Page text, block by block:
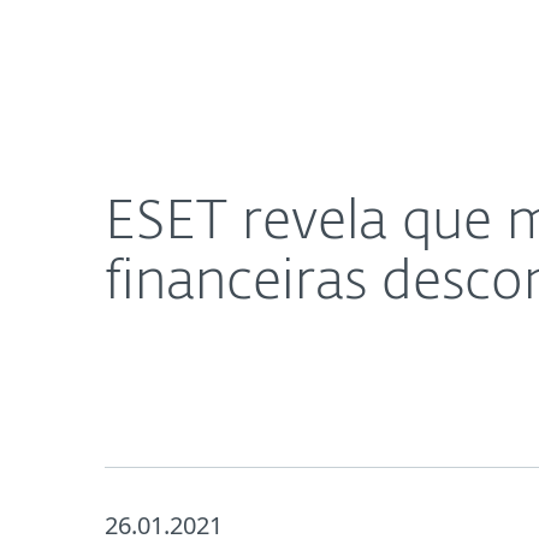
ESET revela que
financeiras
26.01.2021